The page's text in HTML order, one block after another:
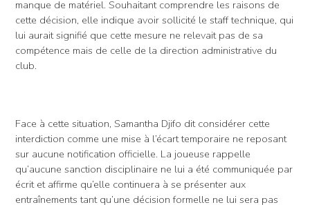
manque de matériel. Souhaitant comprendre les raisons de
cette décision, elle indique avoir sollicité le staff technique, qui
lui aurait signifié que cette mesure ne relevait pas de sa
compétence mais de celle de la direction administrative du
club.
Face à cette situation, Samantha Djifo dit considérer cette
interdiction comme une mise à l’écart temporaire ne reposant
sur aucune notification officielle. La joueuse rappelle
qu’aucune sanction disciplinaire ne lui a été communiquée par
écrit et affirme qu’elle continuera à se présenter aux
entraînements tant qu’une décision formelle ne lui sera pas